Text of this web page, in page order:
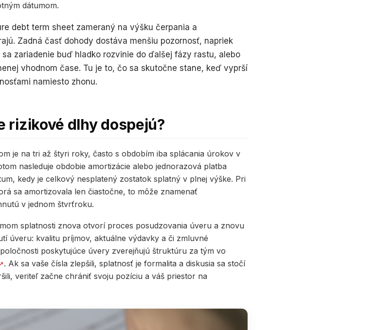
dátumom.
debt term sheet zameraný na výšku čerpania a
Zadná časť dohody dostáva menšiu pozornosť, napriek
zariadenie buď hladko rozvinie do ďalšej fázy rastu, alebo
vhodnom čase. Tu je to, čo sa skutočne stane, keď vyprší
namiesto zhonu.
rizikové dlhy dospejú?
je na tri až štyri roky, často s obdobím iba splácania úrokov v
nasleduje obdobie amortizácie alebo jednorazová platba
kedy je celkový nesplatený zostatok splatný v plnej výške. Pri
sa amortizovala len čiastočne, to môže znamenať
v jednom štvrťroku.
splatnosti znova otvorí proces posudzovania úveru a znovu
úveru: kvalitu príjmov, aktuálne výdavky a či zmluvné
poskytujúce úvery zverejňujú štruktúru za tým vo
. Ak sa vaše čísla zlepšili, splatnosť je formalita a diskusia sa stočí
veriteľ začne chrániť svoju pozíciu a váš priestor na